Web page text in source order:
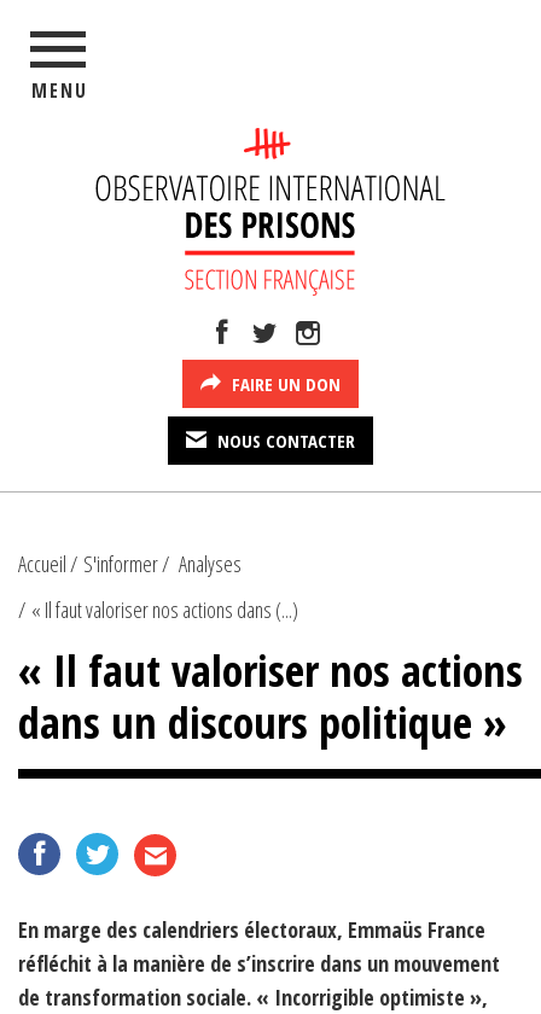
MENU
FAIRE UN DON
NOUS CONTACTER
Accueil S'informer
Analyses
« Il faut valoriser nos actions dans (...)
« Il faut valoriser nos actions
dans un discours politique »
En marge des calendriers électoraux, Emmaüs France
réfléchit à la manière de s’inscrire dans un mouvement
de transformation sociale. « Incorrigible optimiste »,